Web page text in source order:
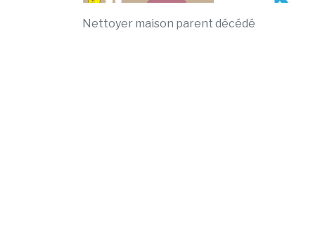
Nettoyer maison parent décédé